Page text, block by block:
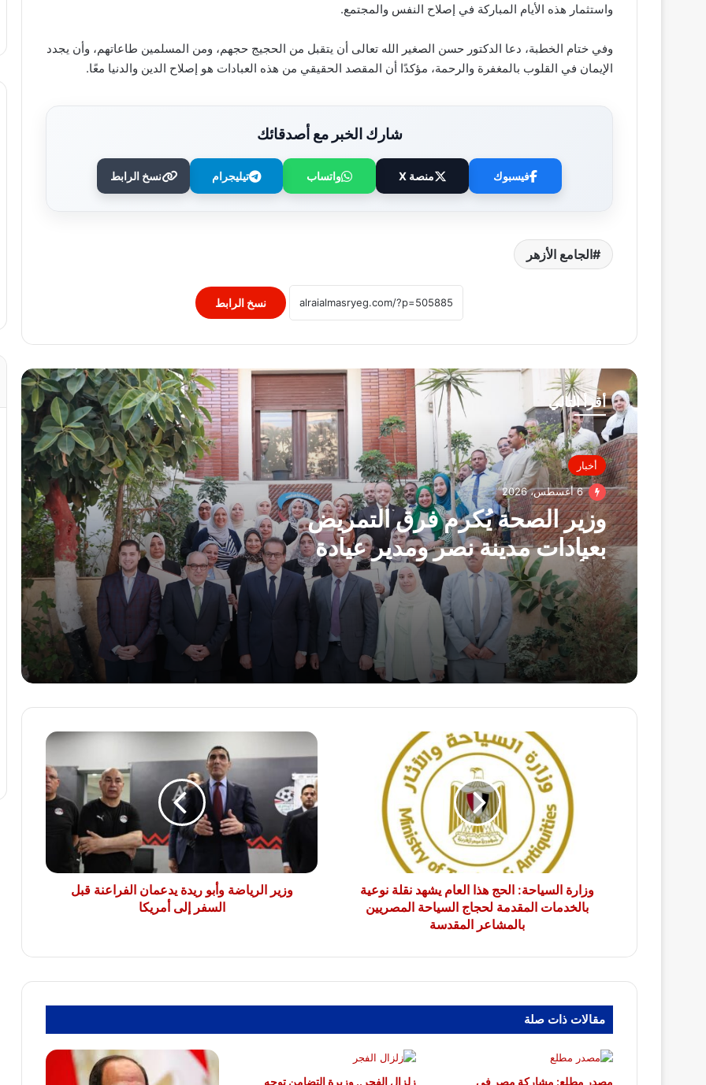
واستثمار هذه الأيام المباركة في إصلاح النفس والمجتمع.
وفي ختام الخطبة، دعا الدكتور حسن الصغير الله تعالى أن يتقبل من الحجيج حجهم، ومن المسلمين طاعاتهم، وأن يجدد
الإيمان في القلوب بالمغفرة والرحمة، مؤكدًا أن المقصد الحقيقي من هذه العبادات هو إصلاح الدين والدنيا معًا.
شارك الخبر مع أصدقائك
فيسبوك منصة X واتساب تيليجرام نسخ الرابط
الجامع الأزهر
نسخ الرابط
أقرأ التالي
أخبار
6 أغسطس، 2026
وزير الصحة يُكرم فرق التمريض
بعيادات مدينة نصر ومدير عيادة
التأمين الصحي بالفرع ويوجه
بصرف مكافآت مالية تليق بدورهن
البطولي
وزير الصحة يُكرم فرق التمريض بعيادات
برنامج أبطال المشروعات الصغيرة
والمتوسطة
الفم والوجه والفكين
رئيس الوزراء يوافق على إنشاء منطقة
استثمارية داخل مشروع “البروج” بامتداد
مدينة الشروق
وزارة التعليم: عدد ساعات دراسية أكبر لمواد
شهادة البكالوريا
رئيس الوزراء يستقبل المدير العام لمنظمة
اليونسكو
استجابةً لأولياء الأمور.. محافظ الجيزة يقرر
خفض الحد الأدنى لتنسيق الثانوية العامة إلى
225 درجة
محمد جبريل : زيادة الكهرباء 12% ترهق
بالخارج للتعاقد على أراضى مزرعتك فى
مصر
النائب سامي سوس عضو مجلس النواب عن
سوهاج المراغة حزب مستقبل وطن يتقدم
بخالص التهاني والشكر لفخامة الرئيس عبد
الفتاح السيسي رئيس الجمهورية
المقدمةوزارة السياحة: الحج هذا العام يشهد نقلة نوعية
بالخدمات المقدمة لحجاج السياحة المصريين
بالمشاعر المقدسة
وزير
الرياضة
وأبو
ريدة
يدعمان
الفراعنة
إلى
وزير الرياضة وأبو ريدة يدعمان الفراعنة قبل
السفر إلى أمريكا
مقالات ذات صلة
مصدر مطلع: مشاركة مصر في زلزال الفجر.. وزيرة التضامن توجه